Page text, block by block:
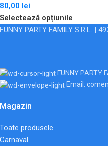
80,00 lei
Selectează opțiunile
FUNNY PARTY FAMILY S.R.L. |
FUNNY PARTY
Email:
Magazin
Toate produsele
Carnaval